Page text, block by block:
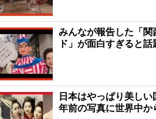
みんなが報告した「
ド」が面白すぎると話
日本はやっぱり美し
年前の写真に世界中か